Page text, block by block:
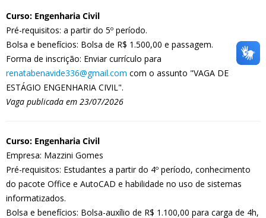
Curso: Engenharia Civil
Pré-requisitos: a partir do 5º período.
Bolsa e benefícios: Bolsa de R$ 1.500,00 e passagem.
Forma de inscrição: Enviar currículo para
renatabenavide336@gmail.com com o assunto "VAGA DE
ESTÁGIO ENGENHARIA CIVIL".
Vaga publicada em 23/07/2026
Curso: Engenharia Civil
Empresa: Mazzini Gomes
Pré-requisitos: Estudantes a partir do 4º período, conhecimento
do pacote Office e AutoCAD e habilidade no uso de sistemas
informatizados.
Bolsa e benefícios: Bolsa-auxílio de R$ 1.100,00 para carga de 4h,